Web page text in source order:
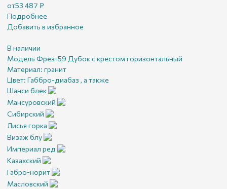
от53 487 ₽
Подробнее
Добавить в избранное
В наличии
Модель Фрез-59 Дубок с крестом горизонтальный
Материал: гранит
Цвет: Габбро-диабаз , а также
Шанси блек
Мансуровский
Сибирский
Лисья горка
Визаж блу
Империал ред
Казахский
Габро-норит
Масловский